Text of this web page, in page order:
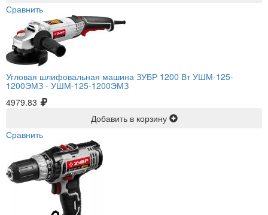
Сравнить
Угловая шлифовальная машина ЗУБР 1200 Вт УШМ-125-
1200ЭМЗ - УШМ-125-1200ЭМЗ
4979.83
Добавить в корзину
Сравнить